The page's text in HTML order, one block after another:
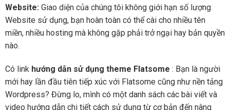
Website: Giao diện của chúng tôi không giới hạn số lượng
Website sử dụng, bạn hoàn toàn có thể cài cho nhiều tên
miền, nhiều hosting mà không gặp phải trở ngại hay bản quyền
nào.
Có link hướng dẫn sử dụng theme Flatsome : Bạn là người
mới hay lần đầu tiên tiếp xúc với Flatsome cũng như nền tảng
Wordpress? Đừng lo, mình có một danh sách các bài viết và
video hướng dẫn chi tiết cách sử dụng từ cơ bản đến nâng